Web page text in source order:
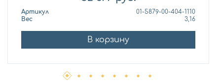
Артикул
01-5879-00-404-1110
Вес
3,16
В корзину